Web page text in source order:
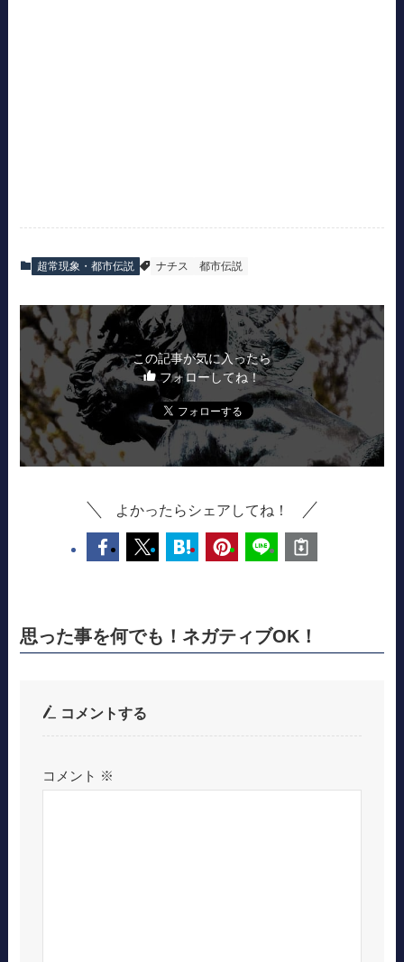
超常現象・都市伝説 ナチス 都市伝説
この記事が気に入ったら
フォローしてね！
よかったらシェアしてね！
思った事を何でも！ネガティブOK！
コメントする
コメント ※